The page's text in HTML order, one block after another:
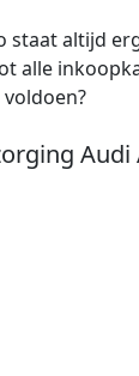
staat altijd
alle
Audi